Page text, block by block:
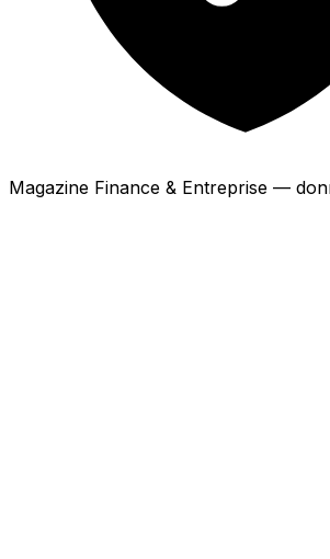
Magazine Finance & Entreprise —